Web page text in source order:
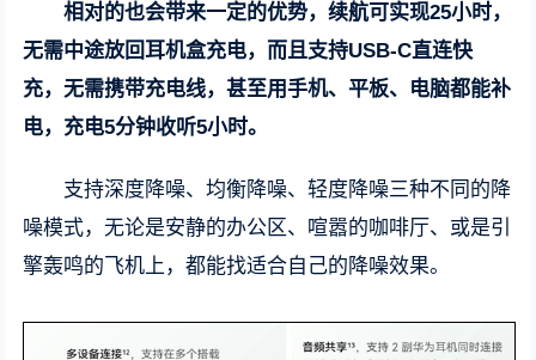
相对的也会带来一定的优势，续航可实现25小时，
无需中途放回耳机盒充电，而且支持USB-C直连快
充，无需携带充电线，甚至用手机、平板、电脑都能补
电，充电5分钟收听5小时。
支持深度降噪、均衡降噪、轻度降噪三种不同的降
噪模式，无论是安静的办公区、喧嚣的咖啡厅、或是引
擎轰鸣的飞机上，都能找适合自己的降噪效果。